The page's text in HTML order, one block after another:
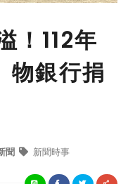
！112年
物銀行捐
聞 新聞時事